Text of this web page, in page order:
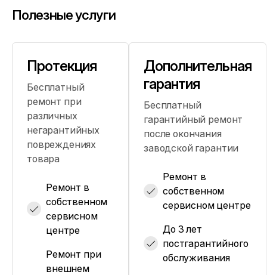
Полезные услуги
Протекция
Бесплатный
ремонт при
различных
негарантийных
повреждениях
товара
Ремонт в
собственном
сервисном
центре
Ремонт при
внешнем
Дополнительная
гарантия
Бесплатный
гарантийный ремонт
после окончания
заводской гарантии
Ремонт в
собственном
сервисном центре
До 3 лет
постгарантийного
обслуживания